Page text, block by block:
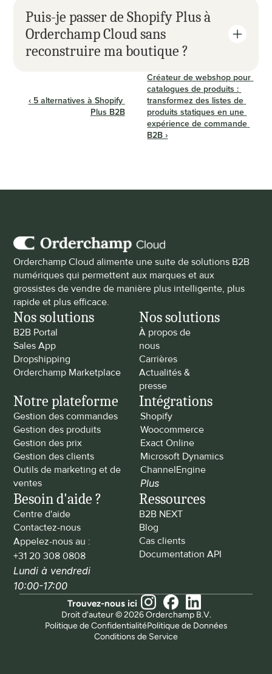
Puis-je passer de Shopify Plus à
Orderchamp Cloud sans
reconstruire ma boutique ?
‹ 5 alternatives à Shopify
Plus B2B
Créateur de webshop pour
catalogues de produits :
transformez des listes de
produits statiques en une
expérience de commande
B2B ›
Orderchamp Cloud alimente une suite de solutions B2B
numériques qui permettent aux marques et aux
grossistes de vendre de manière plus intelligente, plus
rapide et plus efficace.
Nos solutions
B2B Portal
Sales App
Dropshipping
Orderchamp Marketplace
Nos solutions
À propos de
nous
Carrières
Actualités &
presse
Notre plateforme
Gestion des commandes
Gestion des produits
Gestion des prix
Gestion des clients
Outils de marketing et de
ventes
Intégrations
Shopify
Woocommerce
Exact Online
Microsoft Dynamics
ChannelEngine
Plus
Besoin d'aide ?
Centre d'aide
Contactez-nous
Appelez-nous au :
+31 20 308 0808
Lundi à vendredi
10:00-17:00
Ressources
B2B NEXT
Blog
Cas clients
Documentation API
Droit d'auteur © 2026 Orderchamp B.V.
Conditions de Service
Politique de ConfidentialitéPolitique de Données
Trouvez-nous ici